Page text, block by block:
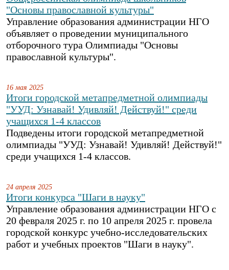
"Основы православной культуры"
Управление образования администрации НГО
объявляет о проведении муниципального
отборочного тура Олимпиады "Основы
православной культуры".
16 мая 2025
Итоги городской метапредметной олимпиады
"УУД: Узнавай! Удивляй! Действуй!" среди
учащихся 1-4 классов
Подведены итоги городской метапредметной
олимпиады "УУД: Узнавай! Удивляй! Действуй!"
среди учащихся 1-4 классов.
24 апреля 2025
Итоги конкурса "Шаги в науку"
Управление образования администрации НГО с
20 февраля 2025 г. по 10 апреля 2025 г. провела
городской конкурс учебно-исследовательских
работ и учебных проектов "Шаги в науку".